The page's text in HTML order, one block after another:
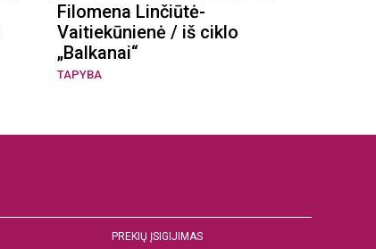
Filomena Linčiūtė-
Vaitiekūnienė / iš ciklo
„Balkanai“
TAPYBA
PREKIŲ ĮSIGIJIMAS